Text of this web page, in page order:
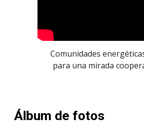
Comunidades
para una mirada
Álbum de fotos